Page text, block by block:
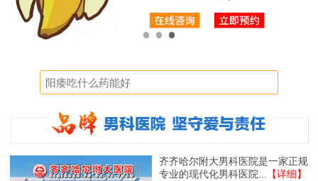
齐齐哈尔附大男科医院是一家正规
专业的现代化男科医院...
【详细】